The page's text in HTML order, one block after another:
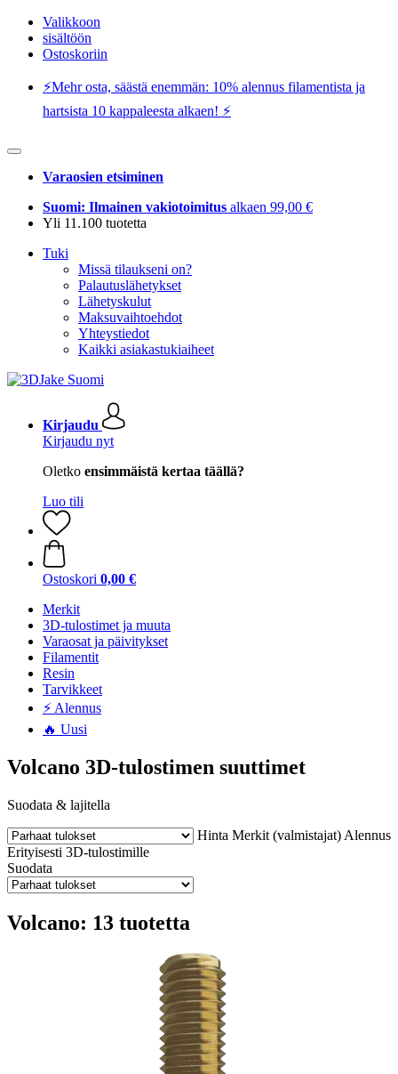
Valikkoon
sisältöön
Ostoskoriin
⚡️Mehr osta, säästä enemmän: 10% alennus filamentista ja
hartsista 10 kappaleesta alkaen! ⚡️
Varaosien etsiminen
Suomi: Ilmainen vakiotoimitus alkaen 99,00 €
Yli 11.100 tuotetta
Tuki
Missä tilaukseni on?
Palautuslähetykset
Lähetyskulut
Maksuvaihtoehdot
Yhteystiedot
Kaikki asiakastukiaiheet
Kirjaudu
Kirjaudu nyt
Oletko ensimmäistä kertaa täällä?
Luo tili
Ostoskori 0,00 €
Merkit
3D-tulostimet ja muuta
Varaosat ja päivitykset
Filamentit
Resin
Tarvikkeet
⚡ Alennus
🔥 Uusi
Volcano 3D-tulostimen suuttimet
Suodata & lajitella
Hinta Merkit (valmistajat) Alennus
Erityisesti 3D-tulostimille
Suodata
Volcano: 13 tuotetta